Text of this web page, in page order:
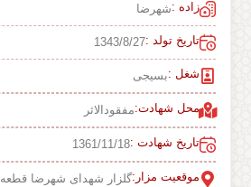
زاده :شهرضا
تاریخ تولد :1343/8/27
شغل :بسیجی
محل شهادت:مفقودالاثر
تاریخ شهادت :1361/11/18
موقعیت مزار:گلزار شهدای شهرضا قطعه 5 ردیف6 شماره 5